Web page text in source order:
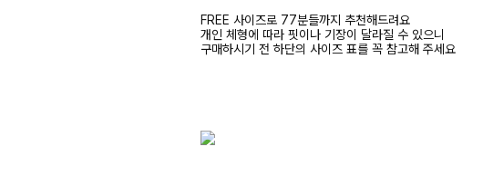
FREE 사이즈로 77분들까지 추천해드려요
개인 체형에 따라 핏이나 기장이 달라질 수 있으니
구매하시기 전 하단의 사이즈 표를 꼭 참고해 주세요